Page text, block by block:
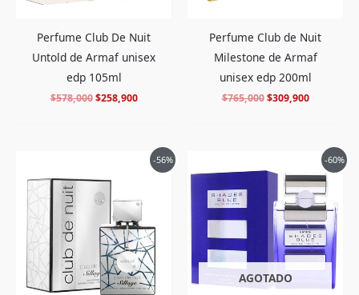
Perfume Club De Nuit
Untold de Armaf unisex
edp 105ml
$578,000 $258,900
Perfume Club de Nuit
Milestone de Armaf
unisex edp 200ml
$765,000 $309,900
-56%
original
era:
$550,000.
precio
$238,900.
-60%
AGOTADO
precio
original
era:
$388,000.
precio
actual
es:
$154,900.